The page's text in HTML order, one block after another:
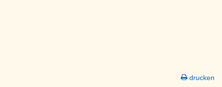
drucken